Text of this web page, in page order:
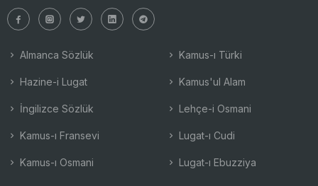
Almanca Sözlük
Hazine-i Lugat
İngilizce Sözlük
Kamus-ı Fransevi
Kamus-ı Osmani
Kamus-ı Türki
Kamus'ul Alam
Lehçe-i Osmani
Lugat-ı Cudi
Lugat-ı Ebuzziya